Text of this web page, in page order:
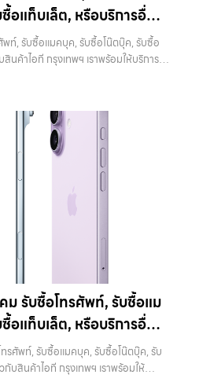
มารถนำไปใช้งานต่อได้ทันที ขั้นตอนนี้ยัง
ว่าไม่มีข้อมูลส่วนตัวหลงเหลืออยู่ ลด
วรระวังว่าการรีเซ็ตควรทำหลังจาก
บขั้นตอน อาจทำให้เครื่องติดล็อกและ
ด้ราคาดีกว่าเครื่องที่มีคราบหรือฝุ่นสะสม
ช้อุปกรณ์พิเศษ เพียงใช้ผ้านุ่มเช็ดหน้าจอ
ริเวณเล็กๆ เช่น ช่องลำโพงหรือพอร์ต
ขายผ่านออนไลน์ ภาพถ่ายก็มีผลอย่าง
เพิ่มโอกาสในการต่อรองราคาได้มากขึ้น
ตอรี่ สภาพของเครื่องเป็นปัจจัยหลักที่
น รอยตก หรือการทำงานของระบบต่างๆ
อยหรือไม่ กล้องใช้งานได้ปกติหรือไม่
ละไมโครโฟนทำงานหรือไม่ อีกจุดที่
วจสอบได้จากเมนู Battery Health หาก
ให้ได้ราคาดีกว่าเครื่องที่แบตเสื่อม ในบาง
วยเพิ่มมูลค่าได้ แต่ควรคำนวณต้นทุนให้
ายทุกครั้ง การรู้ราคาตลาดก่อนขายเป็น
นขายโดยไม่เช็คข้อมูล ทำให้โดนกด
ห้ลองเปรียบเทียบราคาจากหลายแหล่ง
พื่อให้เห็นภาพรวมของราคาในตลาด
11 128GB รับซื้อได้ที่ 8,400
าท
iPhone 11 Pro / Pro Max (ปี
ว จอ Super Retina XDR และวัสดุส
รับซื้อได้ที่ 11,900 บาทราคาตลาด
256GB รับซื้อได้ที่ 13,300 บาท
าคารับซื้อ iPhone 11 Pro
รับซื้อได้ที่ 12,600 บาทราคาตลาดมือ
Max 128GB รับซื้อได้ที่ 14,000 บาท
11 Pro Max 256GB รับซื้อ
อง: 22,000 บาท
แรกที่รองรับ 5G พร้อมดีไซน์ขอบ
มาพร้อมชิป A14 Bionic และกล้องคู่ที่ดี
12 64GB รับซื้อได้ที่ 8,750 บาทราคา
อแท็บเล็ต, หรือบริการอื่นๆ
พฯ เราพร้อมให้บริการครบ
ท์, รับซื้อแมคบุค, รับซื้อโน๊ตบุ๊ค, รับซื้อ
นค้าไอที กรุงเทพฯ เราพร้อมให้บริการ
นค้าไอทีวังหิน — รับซื้อโทรศัพท์, รับซื้อ
ต, หรือบริการอื่นๆ เกี่ยวกับสินค้าไอที
งจร รับซื้อสินค้าไอทีวังหิน รับซื้อ
ค, รับซื้อแท็บเล็ต, หรือบริการอื่นๆ เกี่ยว
ค้าไอทีวังหิน รับซื้อ iPhone ทุกรุ่น ให้
บการณ์เหนือระดับกับการ รับซื้อไอ
ริการ รับซื้อ มือถือ iPhone, Samsung,
พร้อมจ่ายเงินทันที ครอบคลุมพื้นที่
ะ, บางแค, วัชรพล, รามอินทรา และเขต
คที่สมาร์ทโฟน แท็บเล็ต และอุปกรณ์ไอที
า อุปกรณ์ที่คุณใช้แล้วอาจกลายเป็นของ
ราจึงเกิดขึ้นเพื่อเป็นทางเลือกให้คุณ
กลายเป็นเงินสดได้ทันที ด้วยบริการ รับ
หานคร อย่างครบวงจร ไม่ว่าคุณจะอยู่
มงานพร้อมให้บริการถึงที่ในพื้นที่ “ใกล้
ม รับซื้อโทรศัพท์, รับซื้อแม
อแท็บเล็ต, หรือบริการอื่นๆ
พฯ เราพร้อมให้บริการครบ
รศัพท์, รับซื้อแมคบุค, รับซื้อโน๊ตบุ๊ค, รับ
บสินค้าไอที กรุงเทพฯ เราพร้อมให้